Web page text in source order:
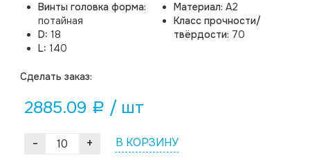
Винты головка форма:
потайная
D: 18
L: 140
Материал: A2
Класс прочности/
твёрдости: 70
Cделать заказ:
2885.09 a / шт
- + В КОРЗИНУ